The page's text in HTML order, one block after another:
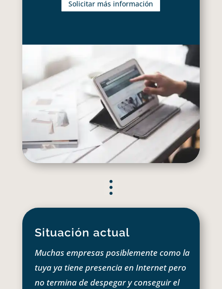
Solicitar más información
Situación actual
Muchas empresas posiblemente como la
tuya ya tiene presencia en Internet pero
no termina de despegar y conseguir el